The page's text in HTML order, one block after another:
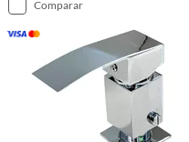
comparar